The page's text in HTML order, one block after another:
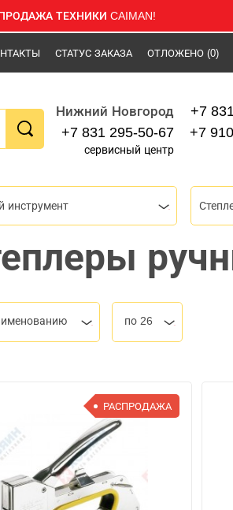
ТЕХНИКИ CAIMAN!
СТАТУС ЗАКАЗА ОТЛОЖЕНО (0)
Нижний Новгород
+7 831 295-50-67
сервисный центр
+7
+7
инструмент
по 26
РАСПРОДАЖА